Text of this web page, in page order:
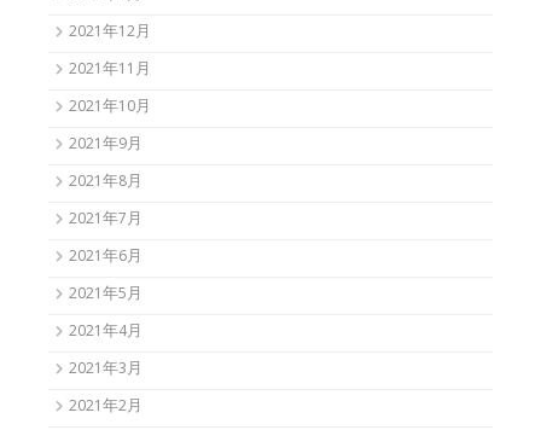
2021年12月
2021年11月
2021年10月
2021年9月
2021年8月
2021年7月
2021年6月
2021年5月
2021年4月
2021年3月
2021年2月